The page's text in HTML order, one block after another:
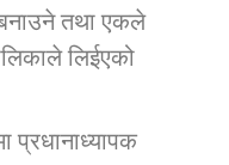
जुम्लाको सुचना
बनाउने तथा एकले
लिईएको
प्रधानाध्यापक